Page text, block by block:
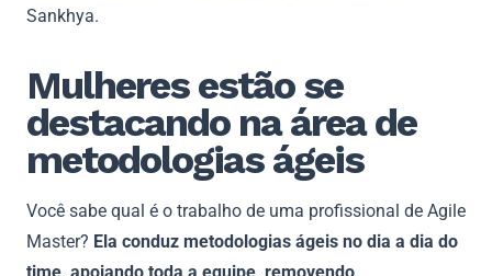
Sankhya.
Mulheres estão se
destacando na área de
metodologias ágeis
Você sabe qual é o trabalho de uma profissional de Agile
Master? Ela conduz metodologias ágeis no dia a dia do